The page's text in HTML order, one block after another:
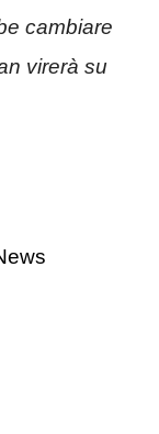
cambiare
virerà su